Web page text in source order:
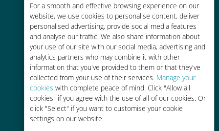
For a smooth and effective browsing experience on our
website, we use cookies to personalise content, deliver
personalised advertising, provide social media features
and analyse our traffic. We also share information about
your use of our site with our social media, advertising and
analytics partners who may combine it with other
information that you've provided to them or that they've
collected from your use of their services. Manage your
cookies with complete peace of mind. Click "Allow all
cookies" if you agree with the use of all of our cookies. Or
click "Select" if you want to customise your cookie
settings on our website.
tarifas de roaming de sua
operadora atual
Fácil recarga
Em qualquer lugar por meio do
aplicativo Ubigi, mesmo sem Wi-Fi
ou dados restantes